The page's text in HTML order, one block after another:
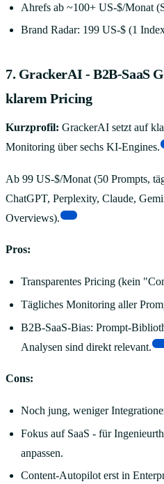
Ahrefs ab ~100+ US-$/Monat
Brand Radar: 199 US-$ (1
7. GrackerAI - B2B-SaaS
klarem Pricing
Kurzprofil: GrackerAI setzt auf
Monitoring über sechs KI-Engines.
Ab 99 US-$/Monat (50 Prompts,
ChatGPT, Perplexity, Claude,
Overviews).
Pros:
Transparentes Pricing (kein
Tägliches Monitoring aller
B2B-SaaS-Bias: Prompt-
Analysen sind direkt relevant.
Cons:
Noch jung, weniger
Fokus auf SaaS - für
anpassen.
Content-Autopilot erst in